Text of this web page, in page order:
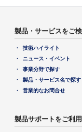
製品・サービスをご
技術ハイライト
ニュース・イベント
事業分野で探す
製品・サービス名で探す
営業的なお問合せ
製品サポートをご利